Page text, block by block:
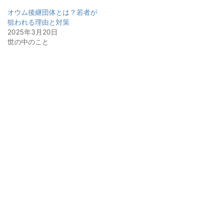
オウム後継団体とは？若者が
狙われる理由と対策
2025年3月20日
世の中のこと